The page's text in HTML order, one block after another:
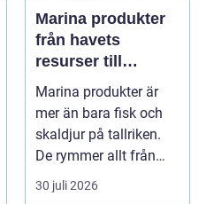
Marina produkter
från havets
resurser till
hållbara
upplevelser
Marina produkter är
mer än bara fisk och
skaldjur på tallriken.
De rymmer allt från
mat och hälsa ti...
30 juli 2026